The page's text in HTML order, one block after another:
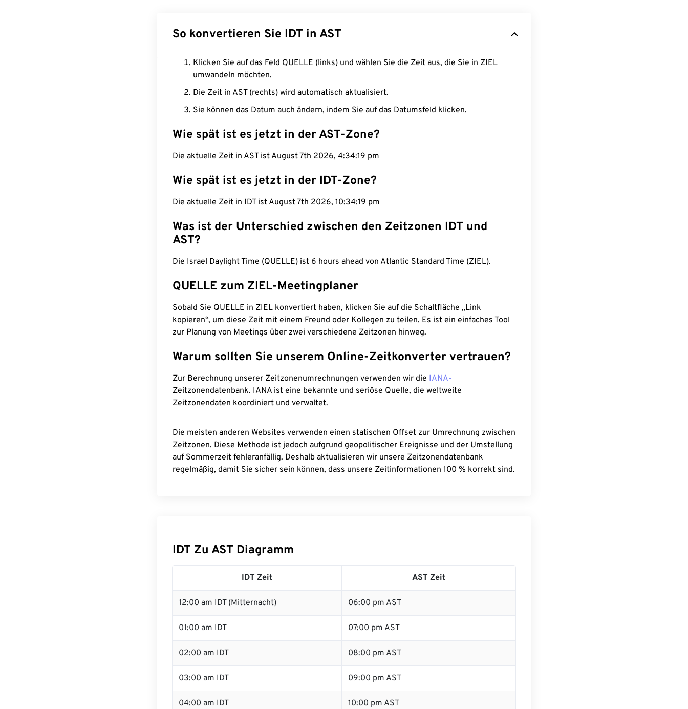
So konvertieren Sie IDT in AST
Klicken Sie auf das Feld QUELLE (links) und wählen Sie die Zeit aus, die Sie in ZIEL
umwandeln möchten.
Die Zeit in AST (rechts) wird automatisch aktualisiert.
Sie können das Datum auch ändern, indem Sie auf das Datumsfeld klicken.
Wie spät ist es jetzt in der AST-Zone?
Die aktuelle Zeit in AST ist August 7th 2026, 4:34:19 pm
Wie spät ist es jetzt in der IDT-Zone?
Die aktuelle Zeit in IDT ist August 7th 2026, 10:34:19 pm
Was ist der Unterschied zwischen den Zeitzonen IDT und
AST?
Die Israel Daylight Time (QUELLE) ist 6 hours ahead von Atlantic Standard Time (ZIEL).
QUELLE zum ZIEL-Meetingplaner
Sobald Sie QUELLE in ZIEL konvertiert haben, klicken Sie auf die Schaltfläche „Link
kopieren“, um diese Zeit mit einem Freund oder Kollegen zu teilen. Es ist ein einfaches Tool
zur Planung von Meetings über zwei verschiedene Zeitzonen hinweg.
Warum sollten Sie unserem Online-Zeitkonverter vertrauen?
Zur Berechnung unserer Zeitzonenumrechnungen verwenden wir die IANA-
Zeitzonendatenbank. IANA ist eine bekannte und seriöse Quelle, die weltweite
Zeitzonendaten koordiniert und verwaltet.
Die meisten anderen Websites verwenden einen statischen Offset zur Umrechnung zwischen
Zeitzonen. Diese Methode ist jedoch aufgrund geopolitischer Ereignisse und der Umstellung
auf Sommerzeit fehleranfällig. Deshalb aktualisieren wir unsere Zeitzonendatenbank
regelmäßig, damit Sie sicher sein können, dass unsere Zeitinformationen 100 % korrekt sind.
IDT Zu AST Diagramm
IDT Zeit AST Zeit
12:00 am IDT (Mitternacht) 06:00 pm AST
01:00 am IDT 07:00 pm AST
02:00 am IDT 08:00 pm AST
03:00 am IDT 09:00 pm AST
04:00 am IDT 10:00 pm AST